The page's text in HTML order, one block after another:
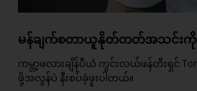
မန်ချက်စတာယူနိုတ်တတ်အသင်းကို မပ
ကမ္ဘာ့ဖလားချိန်ပီယံ ကွင်းလယ်ဖန်တီးရှင်
ဖို့အလွန်ပဲ နီးစပ်ခဲ့ဖူးပါတယ်။